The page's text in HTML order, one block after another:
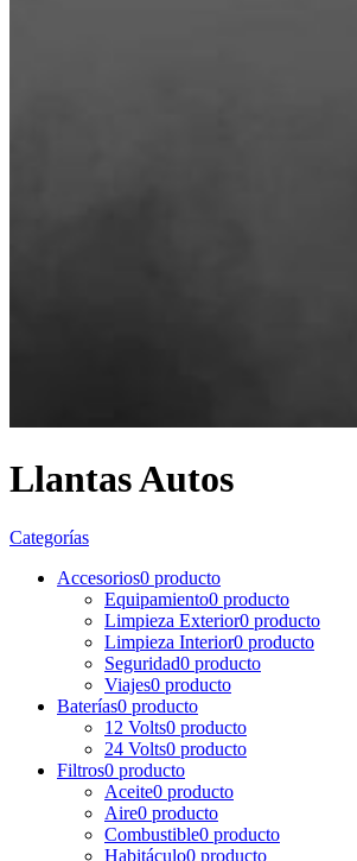
Llantas Autos
Categorías
Accesorios0 producto
Equipamiento0 producto
Limpieza Exterior0 producto
Limpieza Interior0 producto
Seguridad0 producto
Viajes0 producto
Baterías0 producto
12 Volts0 producto
24 Volts0 producto
Filtros0 producto
Aceite0 producto
Aire0 producto
Combustible0 producto
Habitáculo0 producto